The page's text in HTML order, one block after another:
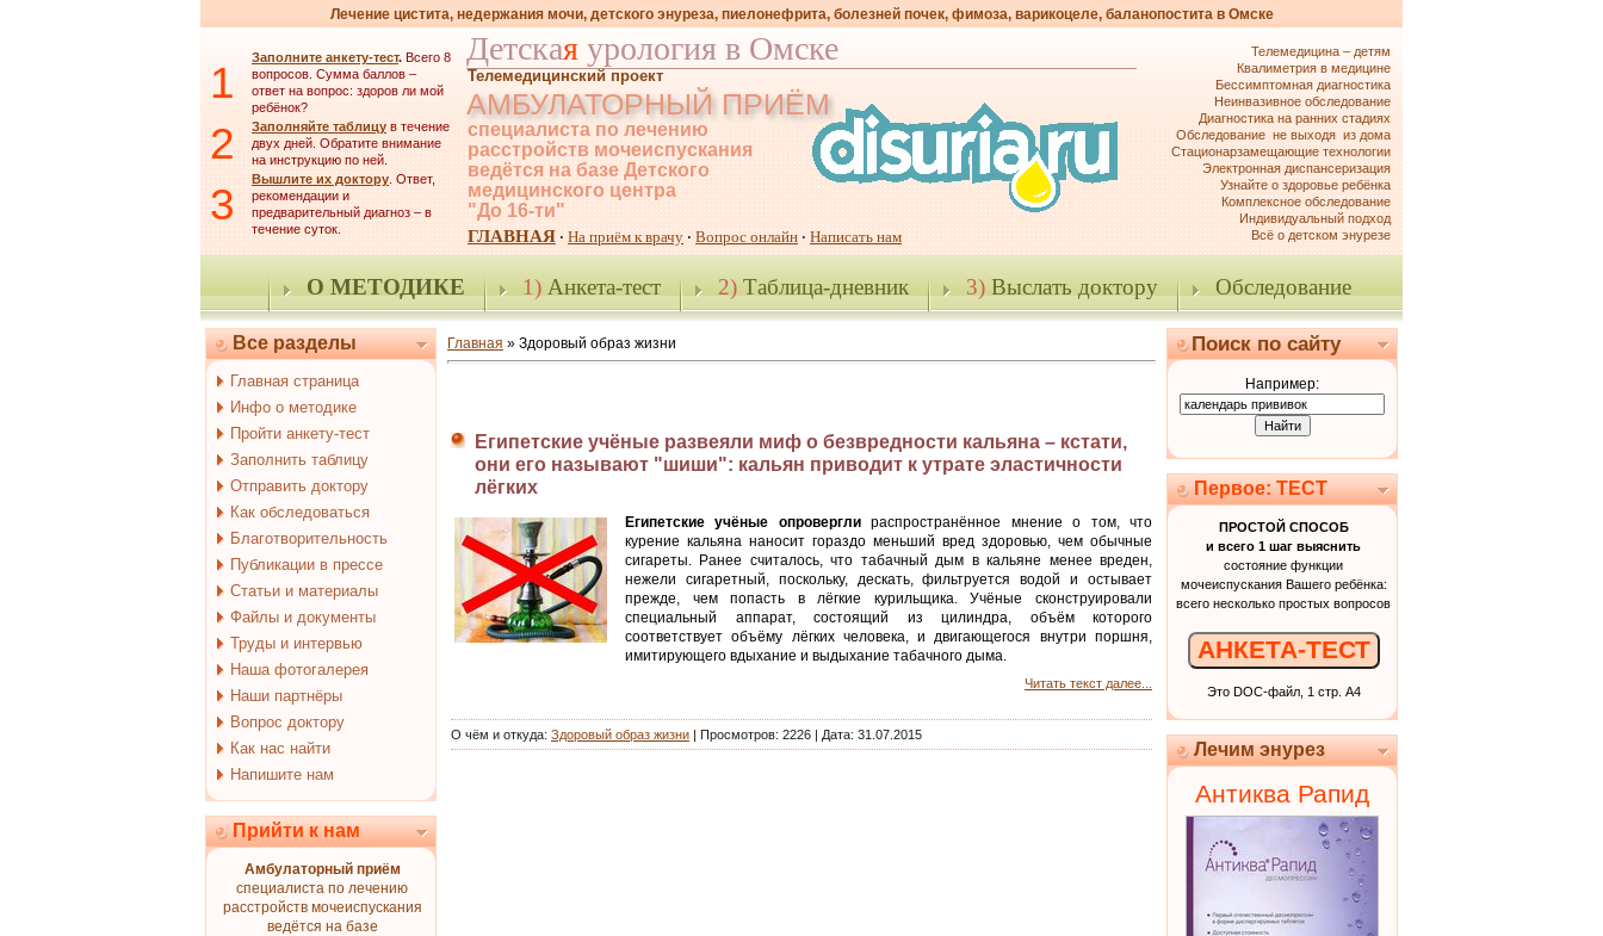
Лечение цистита, недержания мочи, детского энуреза, пиелонефрита, болезней почек, фимоза, варикоцеле, баланопостита в Омске
1 Заполните анкету-тест. Всего 8
вопросов. Сумма баллов –
ответ на вопрос: здоров ли мой
ребёнок?
2 Заполняйте таблицу в течение
двух дней. Обратите внимание
на инструкцию по ней.
3 Вышлите их доктору. Ответ,
рекомендации и
предварительный диагноз – в
течение суток.
Детская урология в Омске
Телемедицинский проект
АМБУЛАТОРНЫЙ ПРИЁМ
специалиста по лечению
расстройств мочеиспускания
ведётся на базе Детского
медицинского центра
"До 16-ти"
ГЛАВНАЯ · На приём к врачу · Вопрос онлайн · Написать нам
Телемедицина – детям
Квалиметрия в медицине
Бессимптомная диагностика
Неинвазивное обследование
Диагностика на ранних стадиях
Обследование не выходя из дома
Стационарзамещающие технологии
Электронная диспансеризация
Узнайте о здоровье ребёнка
Комплексное обследование
Индивидуальный подход
Всё о детском энурезе
О МЕТОДИКЕ 1)Анкета-тест 2)Таблица-дневник 3)Выслать доктору Обследование
Все разделы
Главная страница
Инфо о методике
Пройти анкету-тест
Заполнить таблицу
Отправить доктору
Как обследоваться
Благотворительность
Публикации в прессе
Статьи и материалы
Файлы и документы
Труды и интервью
Наша фотогалерея
Наши партнёры
Вопрос доктору
Как нас найти
Напишите нам
Прийти к нам
Амбулаторный приём
специалиста по лечению
расстройств мочеиспускания
ведётся на базе
Главная » Здоровый образ жизни
Египетские учёные развеяли миф о безвредности кальяна – кстати,
они его называют "шиши": кальян приводит к утрате эластичности
лёгких
Египетские учёные опроверглираспространённое мнение о том, что
курение кальяна наносит гораздо меньший вред здоровью, чем обычные
сигареты. Ранее считалось, что табачный дым в кальяне менее вреден,
нежели сигаретный, поскольку, дескать, фильтруется водой и остывает
прежде, чем попасть в лёгкие курильщика. Учёные сконструировали
специальный аппарат, состоящий из цилиндра, объём которого
соответствует объёму лёгких человека, и двигающегося внутри поршня,
имитирующего вдыхание и выдыхание табачного дыма.
Читать текст далее...
О чём и откуда: Здоровый образ жизни | Просмотров: 2226 | Дата: 31.07.2015
Поиск по сайту
Например:
Первое: ТЕСТ
ПРОСТОЙ СПОСОБ
и всего 1 шаг выяснить
состояние функции
мочеиспускания Вашего ребёнка:
всего несколько простых вопросов
АНКЕТА-ТЕСТ
Это DOC-файл, 1 стр. А4
Лечим энурез
Антиква Рапид